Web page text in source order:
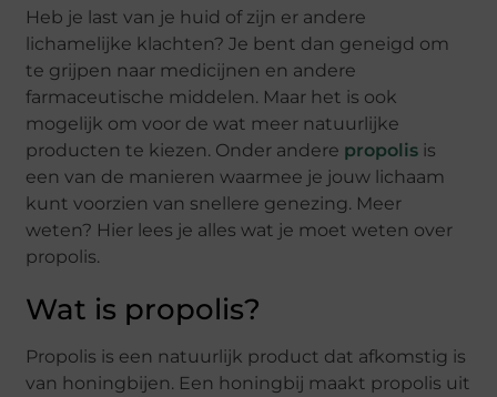
Heb je last van je huid of zijn er andere
lichamelijke klachten? Je bent dan geneigd om
te grijpen naar medicijnen en andere
farmaceutische middelen. Maar het is ook
mogelijk om voor de wat meer natuurlijke
producten te kiezen. Onder andere propolis is
een van de manieren waarmee je jouw lichaam
kunt voorzien van snellere genezing. Meer
weten? Hier lees je alles wat je moet weten over
propolis.
Wat is propolis?
Propolis is een natuurlijk product dat afkomstig is
van honingbijen. Een honingbij maakt propolis uit